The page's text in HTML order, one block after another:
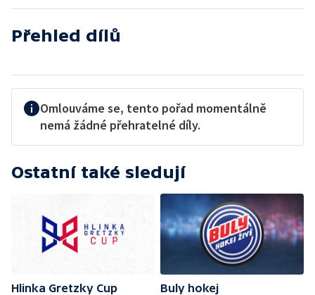
Přehled dílů
Omlouváme se, tento pořad momentálně
nemá žádné přehratelné díly.
Ostatní také sledují
Hlinka Gretzky Cup
Buly hokej